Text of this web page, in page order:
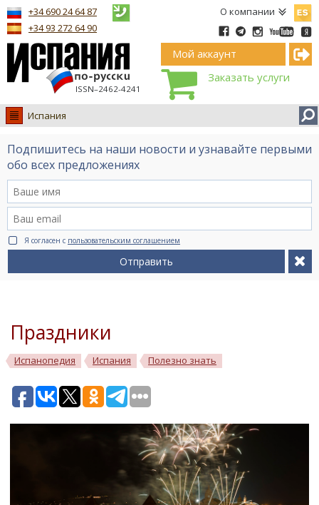
О компании
ISSN–2462-4241
+34 690 24 64 87
+34 93 272 64 90
Мой аккаунт
Заказать услуги
Испания
Испания
Иммиграция
Лечение
Недвижимость
Бизнес
Документы
Подпишитесь на наши новости и узнавайте первыми
обо всех предложениях
Я согласен с пользовательским соглашением
Отправить
Праздники
Испанопедия Испания Полезно знать